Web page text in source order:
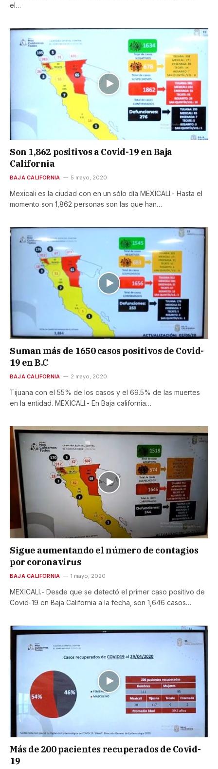
el…
Son 1,862 positivos a Covid-19 en Baja
California
BAJA CALIFORNIA 5 mayo, 2020
Mexicali es la ciudad con en un sólo día MEXICALI.- Hasta el
momento son 1,862 personas son las que han…
Suman más de 1650 casos positivos de Covid-
19 en B.C
BAJA CALIFORNIA 2 mayo, 2020
Tijuana con el 55% de los casos y el 69.5% de las muertes
en la entidad. MEXICALI.- En Baja california…
Sigue aumentando el número de contagios
por coronavirus
BAJA CALIFORNIA 1 mayo, 2020
MEXICALI.- Desde que se detectó el primer caso positivo de
Covid-19 en Baja California a la fecha, son 1,646 casos…
Más de 200 pacientes recuperados de Covid-
19